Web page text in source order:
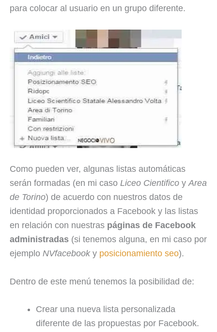
para colocar al usuario en un grupo diferente.
Como pueden ver, algunas listas automáticas
serán formadas (en mi caso Liceo Cientifico y Area
de Torino) de acuerdo con nuestros datos de
identidad proporcionados a Facebook y las listas
en relación con nuestras páginas de Facebook
administradas (si tenemos alguna, en mi caso por
ejemplo NVfacebooky posicionamiento seo).
Dentro de este menú tenemos la posibilidad de:
Crear una nueva lista personalizada
diferente de las propuestas por Facebook.